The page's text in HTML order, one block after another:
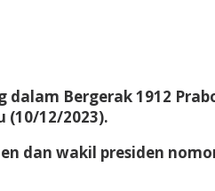
Bergerak 1912
(10/12/2023).
dan wakil presiden